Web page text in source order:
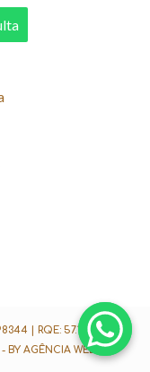
| RQE: 57.179
- BY AGÊNCIA WEBGUI